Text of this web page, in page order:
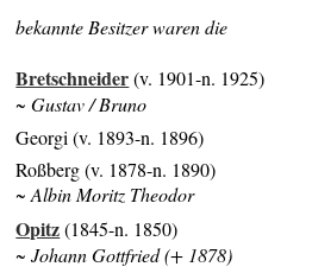
bekannte Besitzer waren die
Bretschneider(v. 1901-n. 1925)
~ Gustav / Bruno
Georgi (v. 1893-n. 1896)
Roßberg (v. 1878-n. 1890)
~ Albin Moritz Theodor
Opitz(1845-n. 1850)
~ Johann Gottfried (+ 1878)